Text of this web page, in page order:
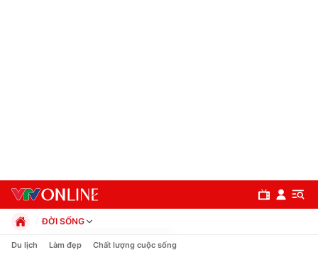
ĐỜI SỐNG
Chính trị
Du lịch Làm đẹp Chất lượng cuộc sống